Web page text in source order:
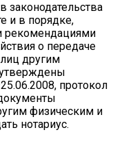
законодательства
и в порядке,
рекомендациями
о передаче
другим
протокол
физическим и
нотариус.